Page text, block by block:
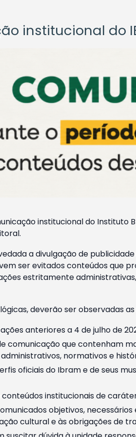
institucional do
institucional do
a divulgação de
ser evitados conteúdos que
estritamente
deverão ser observadas
anteriores a 4 de julho de
comunicação que contenham
normativos e
oficiais do Ibram e de seus
institucionais de
objetivos,
cultural e às obrigações de